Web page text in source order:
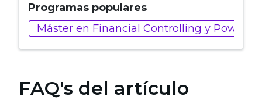
Programas populares
Máster en Financial Controlling y Power BI
FAQ's del artículo